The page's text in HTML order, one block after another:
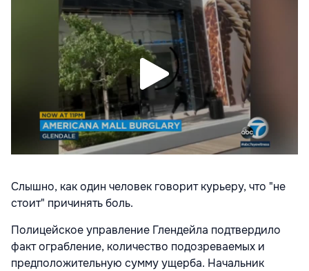
Слышно, как один человек говорит курьеру, что "не
стоит" причинять боль.
Полицейское управление Глендейла подтвердило
факт ограбление, количество подозреваемых и
предположительную сумму ущерба. Начальник